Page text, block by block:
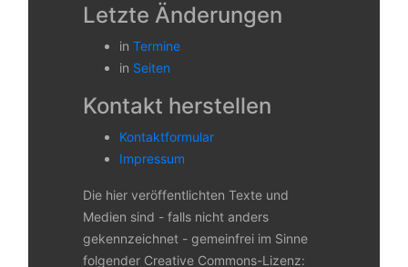
Letzte Änderungen
in Termine
in Seiten
Kontakt herstellen
Kontaktformular
Impressum
Die hier veröffentlichten Texte und
Medien sind - falls nicht anders
gekennzeichnet - gemeinfrei im Sinne
folgender Creative Commons-Lizenz: